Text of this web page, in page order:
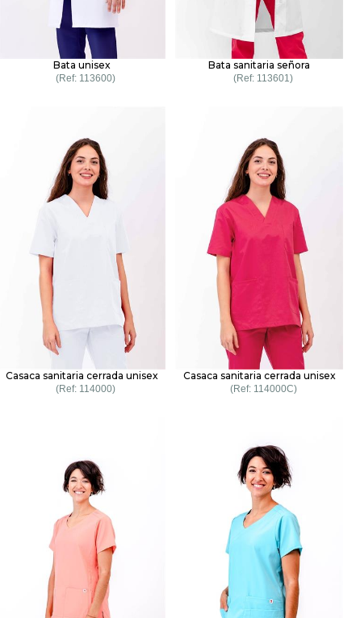
Bata unisex
113600
Bata sanitaria señora
113601
Casaca sanitaria cerrada unisex
114000
Casaca sanitaria cerrada unisex
114000C